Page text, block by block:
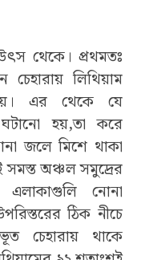
থেকে। প্রথমতঃ
চেহারায় লিথিয়াম
এর থেকে যে
ঘটানো হয়,তা করে
জলে মিশে থাকা
অঞ্চল সমুদ্রের
নোনা
ঠিক নীচে
চেহারায় থাকে